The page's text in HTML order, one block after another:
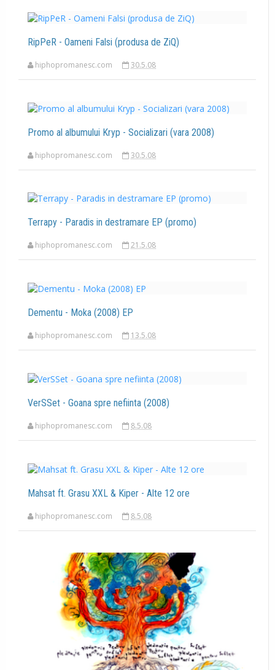
RipPeR - Oameni Falsi (produsa de ZiQ)
hiphopromanesc.com 30.5.08
Promo al albumului Kryp - Socializari (vara 2008)
hiphopromanesc.com 30.5.08
Terrapy - Paradis in destramare EP (promo)
hiphopromanesc.com 21.5.08
Dementu - Moka (2008) EP
hiphopromanesc.com 13.5.08
VerSSet - Goana spre nefiinta (2008)
hiphopromanesc.com 8.5.08
Mahsat ft. Grasu XXL & Kiper - Alte 12 ore
hiphopromanesc.com 8.5.08